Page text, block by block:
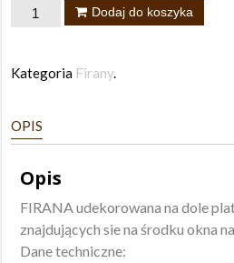
ilość
140x250
Dodaj do koszyka
Kategoria Firany.
OPIS
Opis
FIRANA udekorowana na dole
znajdujących sie na środku okna
Dane techniczne: